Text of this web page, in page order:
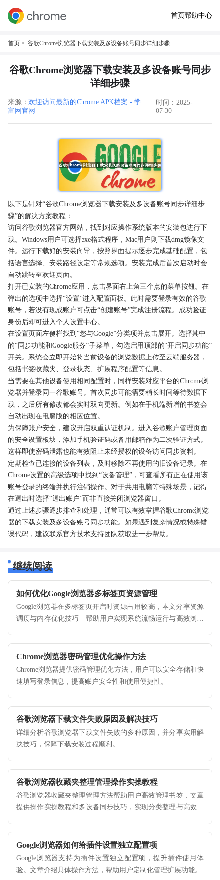
首页帮助中心
首页 > 谷歌Chrome浏览器下载安装及多设备账号同步详细步骤
谷歌Chrome浏览器下载安装及多设备账号同步
详细步骤
来源： 欢迎访问最新的Chrome APK档案 - 学
富网官网
时间：2025-
07-30
以下是针对“谷歌Chrome浏览器下载安装及多设备账号同步详细步
骤”的解决方案教程：
访问谷歌浏览器官方网站，找到对应操作系统版本的安装包进行下
载。Windows用户可选择exe格式程序，Mac用户则下载dmg镜像文
件。运行下载好的安装向导，按照界面提示逐步完成基础配置，包
括语言选择、安装路径设定等常规选项。安装完成后首次启动时会
自动跳转至欢迎页面。
打开已安装的Chrome应用，点击界面右上角三个点的菜单按钮。在
弹出的选项中选择“设置”进入配置面板。此时需要登录有效的谷歌
账号，若没有现成账户可点击“创建账号”完成注册流程。成功验证
身份后即可进入个人设置中心。
在设置页面左侧栏找到“您与Google”分类项并点击展开。选择其中
的“同步功能和Google服务”子菜单，勾选启用顶部的“开启同步功能”
开关。系统会立即开始将当前设备的浏览数据上传至云端服务器，
包括书签收藏夹、登录状态、扩展程序配置等信息。
当需要在其他设备使用相同配置时，同样安装对应平台的Chrome浏
览器并登录同一谷歌账号。首次同步可能需要稍长时间等待数据下
载，之后所有修改都会实时双向更新。例如在手机端新增的书签会
自动出现在电脑版的相应位置。
为保障账户安全，建议开启双重认证机制。进入谷歌账户管理页面
的安全设置板块，添加手机验证码或备用邮箱作为二次验证方式。
这样即使密码泄露也能有效阻止未经授权的设备访问同步资料。
定期检查已连接的设备列表，及时移除不再使用的旧设备记录。在
Chrome设置的高级选项中找到“设备管理”，可查看所有正在使用该
账号登录的终端并执行注销操作。对于共用电脑等特殊场景，记得
在退出时选择“退出账户”而非直接关闭浏览器窗口。
通过上述步骤逐步排查和处理，通常可以有效掌握谷歌Chrome浏览
器的下载安装及多设备账号同步功能。如果遇到复杂情况或特殊错
误代码，建议联系官方技术支持团队获取进一步帮助。
继续阅读
如何优化Google浏览器多标签页资源管理
Google浏览器在多标签页开启时资源占用较高，本文分享资源
调度与内存优化技巧，帮助用户实现系统流畅运行与高效浏览
Chrome浏览器密码管理优化操作方法
Chrome浏览器提供密码管理优化方法，用户可以安全存储和快
速填写登录信息，提高账户安全性和使用便捷性。
谷歌浏览器下载文件失败原因及解决技巧
详细分析谷歌浏览器下载文件失败的多种原因，并分享实用解
决技巧，保障下载安装过程顺利。
谷歌浏览器收藏夹整理管理操作实操教程
谷歌浏览器收藏夹整理管理方法帮助用户高效管理书签，文章
提供操作实操教程和多设备同步技巧，实现分类整理与高效使
Google浏览器如何给插件设置独立配置项
Google浏览器支持为插件设置独立配置项，提升插件使用体
验。文章介绍具体操作方法，帮助用户定制化管理扩展功能。